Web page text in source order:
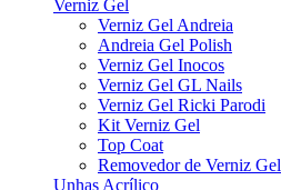
Verniz Gel
Verniz Gel Andreia
Andreia Gel Polish
Verniz Gel Inocos
Verniz Gel GL Nails
Verniz Gel Ricki Parodi
Kit Verniz Gel
Top Coat
Removedor de Verniz Gel
Unhas Acrílico